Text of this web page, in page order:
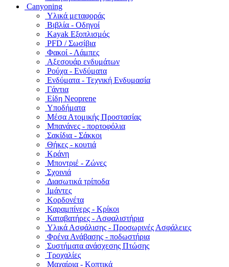
Canyoning
Υλικά μεταφοράς
Βιβλία - Οδηγοί
Kayak Εξοπλισμός
PFD / Σωσίβια
Φακοί - Λάμπες
Αξεσουάρ ενδυμάτων
Ρούχα - Ενδύματα
Ενδύματα - Τεχνική Ενδυμασία
Γάντια
Είδη Neoprene
Υποδήματα
Μέσα Ατομικής Προστασίας
Μπανάνες - πορτοφόλια
Σακίδια - Σάκκοι
Θήκες - κουτιά
Κράνη
Μποντριέ - Ζώνες
Σχοινιά
Διασωτικά τρίποδα
Ιμάντες
Κορδονέτα
Καραμπίνερς - Κρίκοι
Καταβατήρες - Ασφαλιστήρια
Υλικά Ασφάλισης - Προσωρινές Ασφάλειες
Φρένα Ανάβασης - ποδωστήρια
Συστήματα ανάσχεσης Πτώσης
Τροχαλίες
Μαχαίρια - Κοπτικά